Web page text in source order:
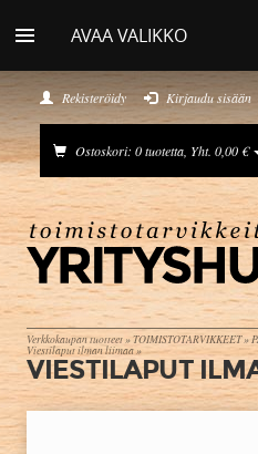
AVAA VALIKKO
Rekisteröidy Kirjaudu sisään
Ostoskori: 0 tuotetta, Yht. 0,00 €
Verkkokaupan tuotteet»TOIMISTOTARVIKKEET»
Viestilaput ilman liimaa»
VIESTILAPUT